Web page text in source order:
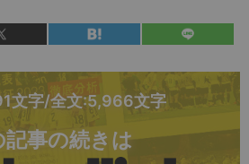
文字/全文:5,966文字
記事の続きは